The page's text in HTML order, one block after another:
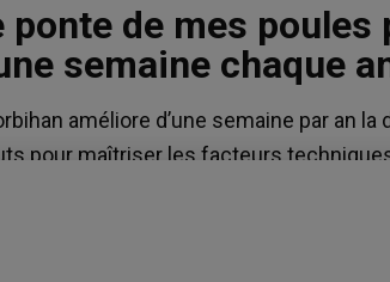
ponte de mes poules
semaine chaque
améliore d’une semaine par an
pour maîtriser les facteurs
en propre.